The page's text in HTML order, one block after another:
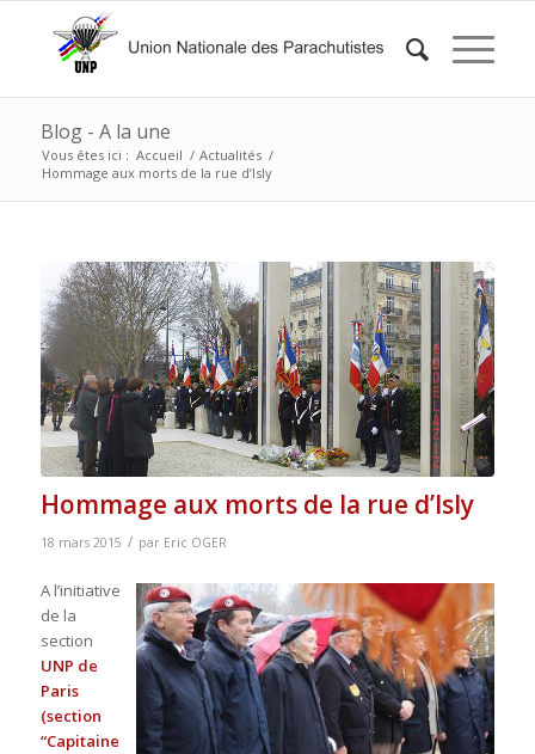
Blog - A la une
Vous êtes ici : Accueil / Actualités /
Hommage aux morts de la rue d’Isly
Hommage aux morts de la rue d’Isly
18 mars 2015 / par Eric OGER
A l’initiative
de la
section
UNP de
Paris
(section
“Capitaine